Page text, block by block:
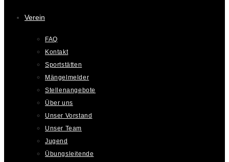
Verein
FAQ
Kontakt
Sportstätten
Mängelmelder
Stellenangebote
Über uns
Unser Vorstand
Unser Team
Jugend
Übungsleitende